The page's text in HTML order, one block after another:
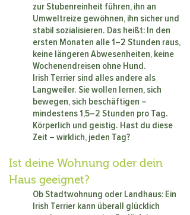
zur Stubenreinheit führen, ihn an
Umweltreize gewöhnen, ihn sicher und
stabil sozialisieren. Das heißt: In den
ersten Monaten alle 1–2 Stunden raus,
keine längeren Abwesenheiten, keine
Wochenendreisen ohne Hund.
Irish Terrier sind alles andere als
Langweiler. Sie wollen lernen, sich
bewegen, sich beschäftigen –
mindestens 1,5–2 Stunden pro Tag.
Körperlich und geistig. Hast du diese
Zeit – wirklich, jeden Tag?
Ist deine Wohnung oder dein
Haus geeignet?
Ob Stadtwohnung oder Landhaus: Ein
Irish Terrier kann überall glücklich